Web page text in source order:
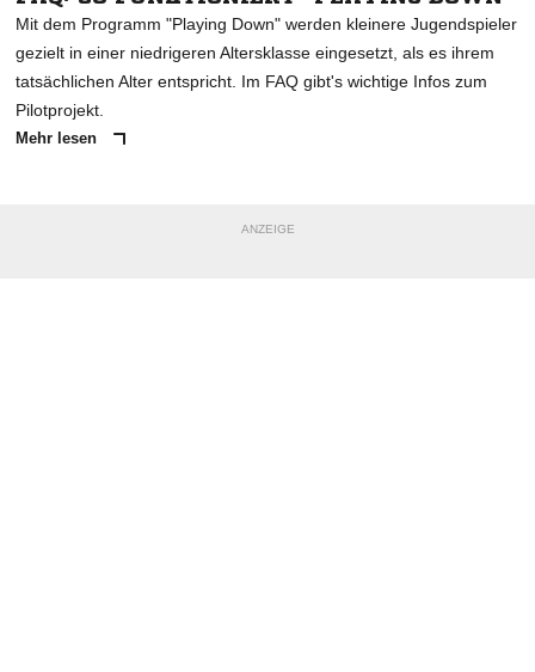
Mit dem Programm "Playing Down" werden kleinere Jugendspieler
gezielt in einer niedrigeren Altersklasse eingesetzt, als es ihrem
tatsächlichen Alter entspricht. Im FAQ gibt's wichtige Infos zum
Pilotprojekt.
Mehr lesen
ANZEIGE